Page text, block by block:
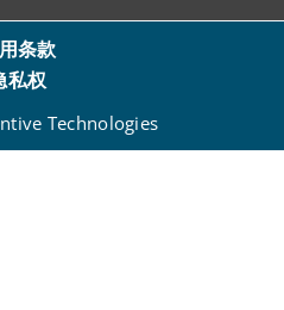
条款
私权
Technologies